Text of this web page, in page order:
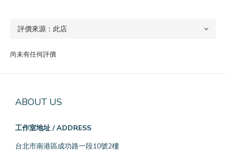
尚未有任何評價
ABOUT US
工作室地址 / ADDRESS
台北市南港區成功路一段10號2樓